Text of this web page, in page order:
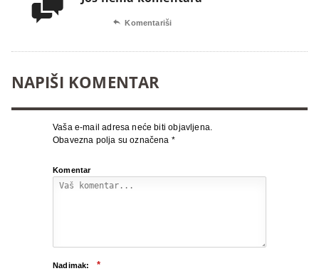
  Komentariši
NAPIŠI KOMENTAR
Vaša e-mail adresa neće biti objavljena.
Obavezna polja su označena *
Komentar
Nadimak: *